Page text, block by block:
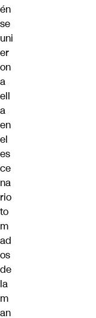
én
se
uni
er
on
a
ell
a
en
el
es
ce
na
rio
to
m
ad
os
de
la
m
an